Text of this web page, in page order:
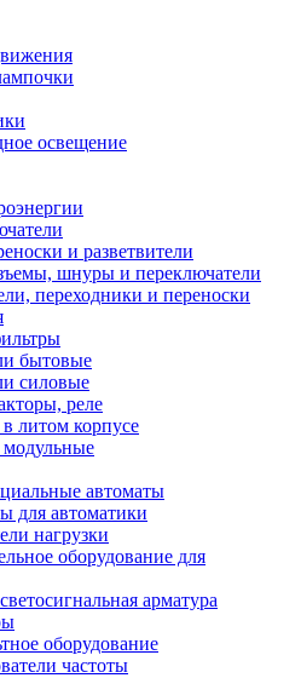
освещение
и разветвители
шнуры и переключатели
переходники и переноски
бытовые
силовые
реле
литом корпусе
автоматы
для автоматики
нагрузки
оборудование для
арматура
оборудование
частоты